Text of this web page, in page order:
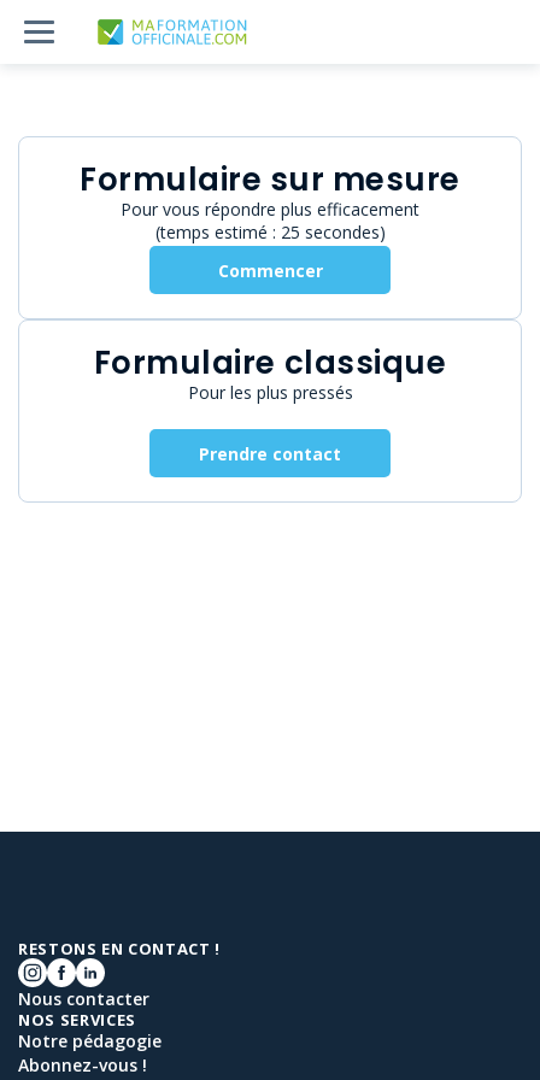
Formulaire sur mesure
Pour vous répondre plus efficacement
(temps estimé : 25 secondes)
Commencer
Formulaire classique
Pour les plus pressés
Prendre contact
RESTONS EN CONTACT !
Nous contacter
NOS SERVICES
Notre pédagogie
Abonnez-vous !